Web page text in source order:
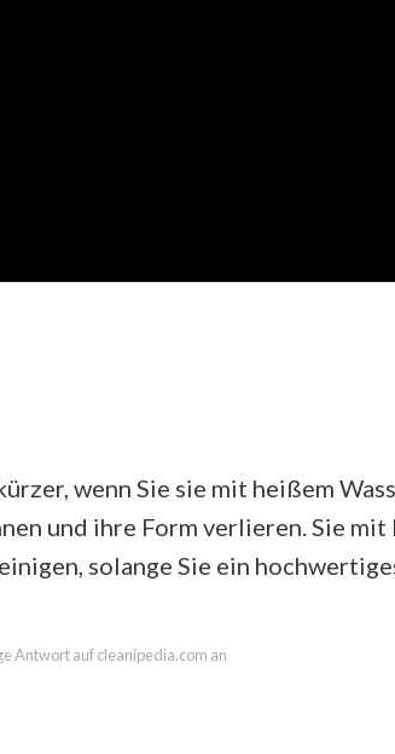
wenn Sie sie mit heißem
und ihre Form verlieren. Sie mit
solange Sie ein
Antwort auf cleanipedia.com an